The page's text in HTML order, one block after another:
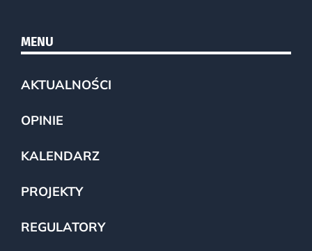
MENU
AKTUALNOŚCI
OPINIE
KALENDARZ
PROJEKTY
REGULATORY